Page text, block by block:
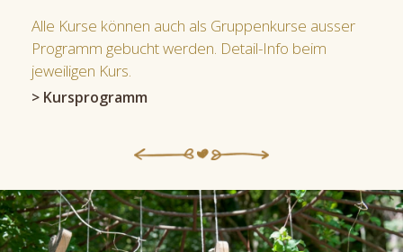
Alle Kurse können auch als Gruppenkurse ausser
Programm gebucht werden. Detail-Info beim
jeweiligen Kurs.
> Kursprogramm